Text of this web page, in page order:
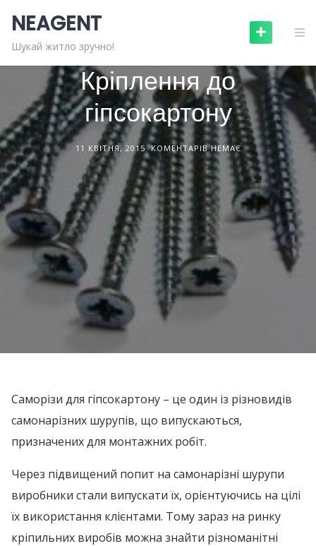
content
NEAGENT
Шукай житло зручно!БУДІВЕЛЬНІ МАТЕРІАЛИ
Кріплення до
гіпсокартону
11 КВІТНЯ, 2015 КОМЕНТАРІВ НЕМАЄ
Саморізи для гіпсокартону – це один із різновидів
самонарізних шурупів, що випускаються,
призначених для монтажних робіт.
Через підвищений попит на самонарізні шурупи
виробники стали випускати їх, орієнтуючись на цілі
їх використання клієнтами. Тому зараз на ринку
кріпильних виробів можна знайти різноманітні